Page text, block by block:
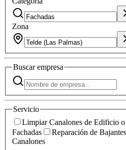
Zona
Buscarempresa
Servicio
Limpiar Canalones de Edificio
Fachadas
Reparación de Bajantes
Canalones